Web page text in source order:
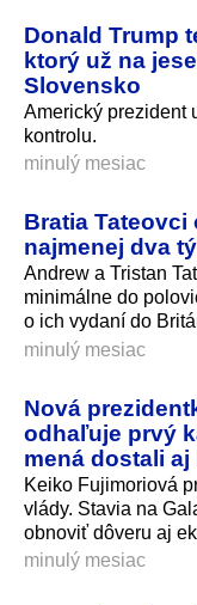
Donald Trump
ktorý už na
Slovensko
Americký prezident
kontrolu.
minulý mesiac
Bratia Tateovci
najmenej dva
Andrew a Tristan
minimálne do
o ich vydaní do
minulý mesiac
Nová
odhaľuje prvý
mená dostali
Keiko Fujimoriová
vlády. Stavia na
obnoviť dôveru aj
minulý mesiac